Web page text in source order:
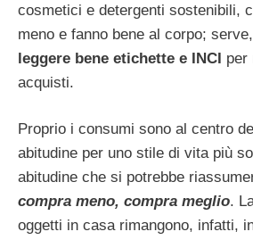
cosmetici e detergenti sostenibili,
meno e fanno bene al corpo;
leggere bene etichette e INCI per
acquisti.
Proprio i consumi sono al centro
abitudine per uno stile di vita più
abitudine che si potrebbe
compra meno, compra meglio.
oggetti in casa rimangono, infatti,